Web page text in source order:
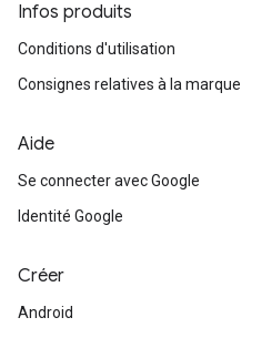
Infos produits
Conditions d'utilisation
Consignes relatives à la marque
Aide
Se connecter avec Google
Identité Google
Créer
Android